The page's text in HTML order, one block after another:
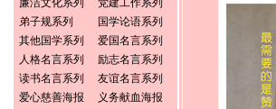
廉洁文化系列
党建工作系列
弟子规系列
国学论语系列
其他国学系列
爱国名言系列
人格名言系列
励志名言系列
读书名言系列
友谊名言系列
爱心慈善海报
义务献血海报